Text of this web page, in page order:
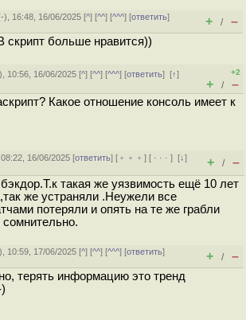
-), 16:48, 16/06/2025 [^] [^^] [^^^] [ответить]
+ / –
скрипт больше нравится))
), 10:56, 16/06/2025 [^] [^^] [^^^] [ответить][↑]
+2
+ / –
Какое отношение консоль имеет к
16/06/2025 [ответить] [ ﹢﹢﹢] [ · · ·][↓]
+ / –
такая же уязвимость ещё 10 лет
же устраняли .Неужели все
потеряли и опять на те же грабли
сомнительно.
), 10:59, 17/06/2025 [^] [^^] [^^^] [ответить]
+ / –
терять информацию это тренд